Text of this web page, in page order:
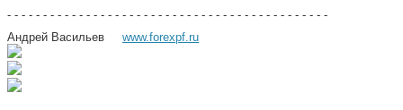
- - - - - - - - - - - - - - - - - - - - - - - - - - - - - - - - - - - - - - - - - - - - -
Андрей Васильев www.forexpf.ru